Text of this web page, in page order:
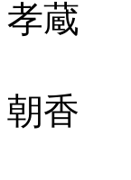
孝蔵
朝香